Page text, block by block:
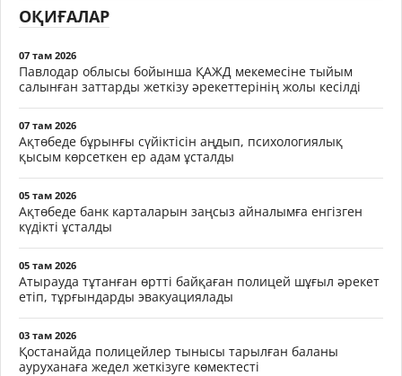
ОҚИҒАЛАР
07 там 2026
Павлодар облысы бойынша ҚАЖД мекемесіне тыйым
салынған заттарды жеткізу әрекеттерінің жолы кесілді
07 там 2026
Ақтөбеде бұрынғы сүйіктісін аңдып, психологиялық
қысым көрсеткен ер адам ұсталды
05 там 2026
Ақтөбеде банк карталарын заңсыз айналымға енгізген
күдікті ұсталды
05 там 2026
Атырауда тұтанған өртті байқаған полицей шұғыл әрекет
етіп, тұрғындарды эвакуациялады
03 там 2026
Қостанайда полицейлер тынысы тарылған баланы
ауруханаға жедел жеткізуге көмектесті